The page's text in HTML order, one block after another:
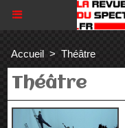
Accueil > Théâtre
Théâtre